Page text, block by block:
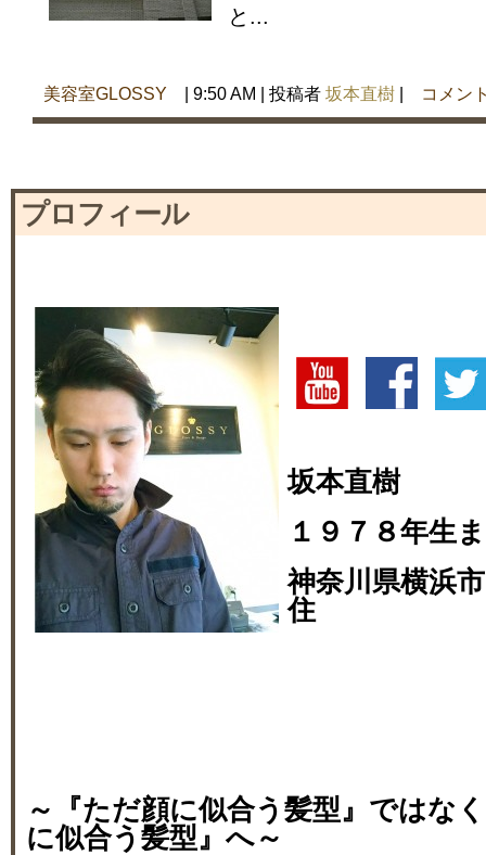
と...
美容室GLOSSY | 9:50 AM | 投稿者 坂本直樹 | コメン
プロフィール
坂本直樹
１９７８年生
神奈川県横浜
住
～『ただ顔に似合う髪型』ではな
に似合う髪型』へ～